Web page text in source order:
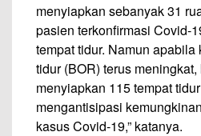
menyiapkan sebanyak 31
pasien terkonfirmasi Covid-
tempat tidur. Namun apabila
tidur (BOR) terus
menyiapkan 115 tempat
mengantisipasi
kasus Covid-19,” katanya.